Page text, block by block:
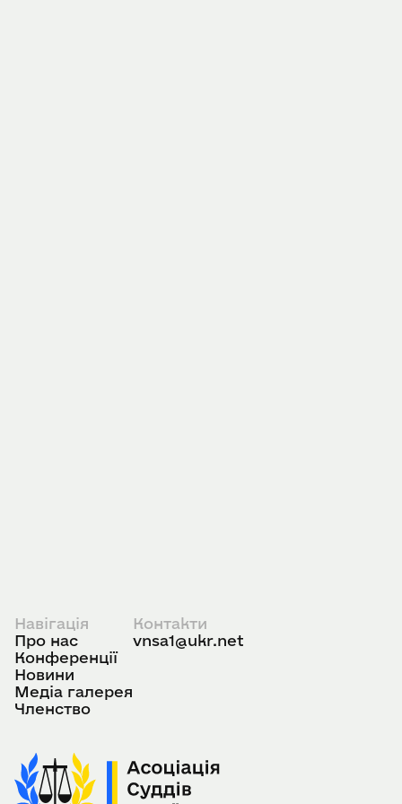
Навігація
Про нас
Конференції
Новини
Медіа галерея
Членство
Контакти
vnsa1@ukr.net